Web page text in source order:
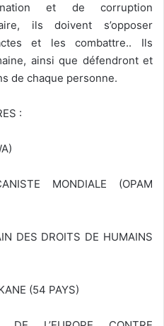
et de corruption
ils doivent s’opposer
et les combattre.. Ils
ainsi que défendront et
de chaque personne.
:
MONDIALE (OPAM
DES DROITS DE HUMAINS
(54 PAYS)